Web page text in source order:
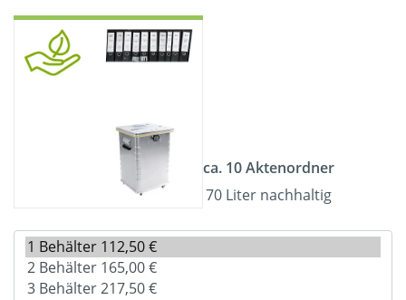
ca. 10 Aktenordner
70 Liter nachhaltig